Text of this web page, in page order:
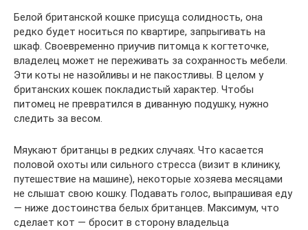
Белой британской кошке присуща солидность, она
редко будет носиться по квартире, запрыгивать на
шкаф. Своевременно приучив питомца к когтеточке,
владелец может не переживать за сохранность мебели.
Эти коты не назойливы и не пакостливы. В целом у
британских кошек покладистый характер. Чтобы
питомец не превратился в диванную подушку, нужно
следить за весом.
Мяукают британцы в редких случаях. Что касается
половой охоты или сильного стресса (визит в клинику,
путешествие на машине), некоторые хозяева месяцами
не слышат свою кошку. Подавать голос, выпрашивая еду
— ниже достоинства белых британцев. Максимум, что
сделает кот — бросит в сторону владельца